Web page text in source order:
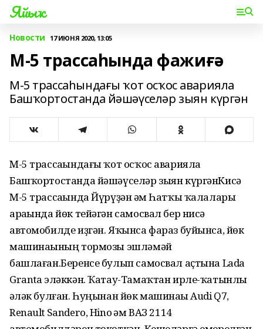
Яйыҡ
Новости 17 ИЮНЯ 2020, 13:05
М-5 трассаһында фажиғә
М-5 трассаһындағы ҡот осҡос аварияла
Башҡортостанда йәшәүселәр зыян күргән
М-5 трассаһындағы ҡот осҡос аварияла
Башҡортостанда йәшәүселәр зыян күргәнКисә
М-5 трассаһында Йүрүҙән һәм Һатҡы ҡалалары
араһында йөк тейәгән самосвал бер нисә
автомобилде иҙгән. Яҡынса фараз буйынса, йөк
машинаһының тормозы эшләмәй
башлаған.Беренсе булып самосвал аҫтына Lada
Granta эләккән. Ҡатау-Тамаҡтан ирле-ҡатынлы
һәләк булған. Һуңынан йөк машинаһы Audi Q7,
Renault Sandero, Hino һәм ВАЗ 2114